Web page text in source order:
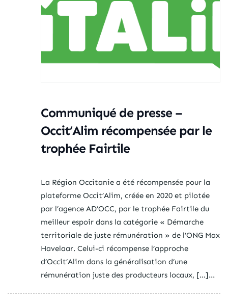
Communiqué de presse –
Occit’Alim récompensée par le
trophée Fairtile
La Région Occitanie a été récompensée pour la
plateforme Occit’Alim, créée en 2020 et pilotée
par l’agence AD’OCC, par le trophée Fairtile du
meilleur espoir dans la catégorie « Démarche
territoriale de juste rémunération » de l’ONG Max
Havelaar. Celui-ci récompense l’approche
d’Occit’Alim dans la généralisation d’une
rémunération juste des producteurs locaux, […]...